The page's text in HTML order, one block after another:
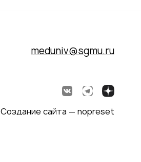
meduniv@sgmu.ru
Создание сайта — nopreset